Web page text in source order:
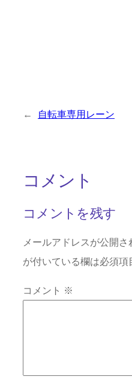
← 自転車専用レーン
コメント
コメントを残す
メールアドレスが公開さ
が付いている欄は必須項
コメント ※